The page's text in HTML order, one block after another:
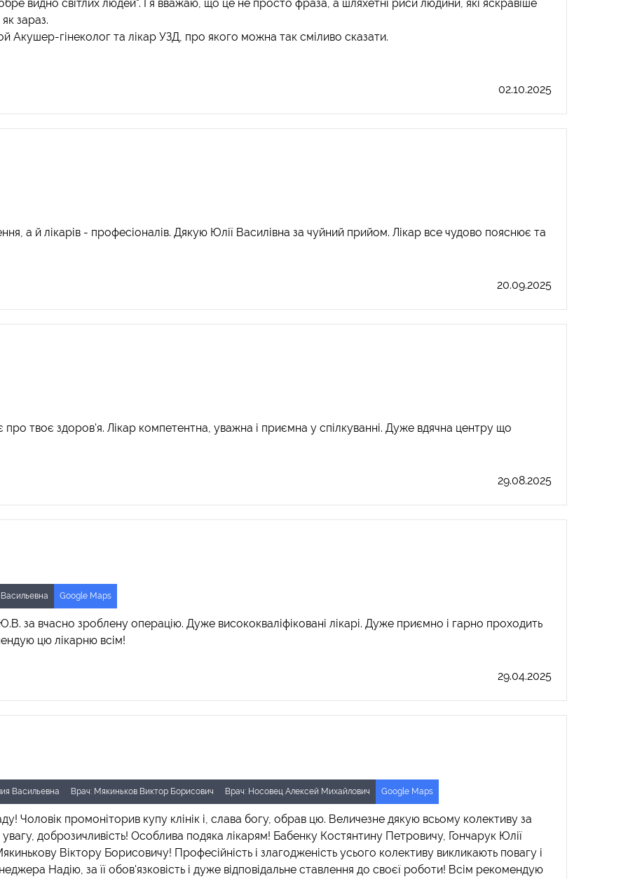
видно світлих людей". І я вважаю, що це не просто фраза, а шляхетні риси людини, які яскравіше
зараз.
Акушер-гінеколог та лікар УЗД, про якого можна так сміливо сказати.
02.10.2025
а й лікарів - професіоналів. Дякую Юлії Василівна за чуйний прийом. Лікар все чудово пояснює та
20.09.2025
твоє здоров'я. Лікар компетентна, уважна і приємна у спілкуванні. Дуже вдячна центру що
29.08.2025
Google Maps
за вчасно зроблену операцію. Дуже висококваліфіковані лікарі. Дуже приємно і гарно проходить
цю лікарню всім!
29.04.2025
Васильевна Врач: Мякиньков Виктор Борисович Врач: Носовец Алексей Михайлович Google Maps
Чоловік промоніторив купу клінік і, слава богу, обрав цю. Величезне дякую всьому колективу за
увагу, доброзичливість! Особлива подяка лікарям! Бабенку Костянтину Петровичу, Гончарук Юлії
Віктору Борисовичу! Професійність і злагодженість усього колективу викликають повагу і
Надію, за її обов'язковість і дуже відповідальне ставлення до своєї роботи! Всім рекомендую